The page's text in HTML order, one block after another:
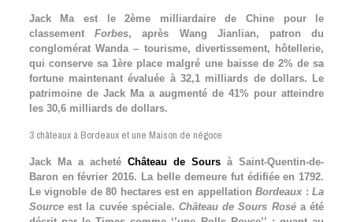
Jack Ma est le 2ème milliardaire de Chine pour le
classementForbes, après Wang Jianlian, patron du
conglomérat Wanda – tourisme, divertissement, hôtellerie,
qui conserve sa 1ère place malgré une baisse de 2% de sa
fortune maintenant évaluée à 32,1 milliards de dollars. Le
patrimoine de Jack Ma a augmenté de 41% pour atteindre
les 30,6 milliards de dollars.
3 châteaux à Bordeaux et une Maison de négoce
Jack Ma a acheté Château de Sours à Saint-Quentin-de-
Baron en février 2016. La belle demeure fut édifiée en 1792.
Le vignoble de 80 hectares est en appellationBordeaux:La
Sourceest la cuvée spéciale. Château de Sours Roséa été